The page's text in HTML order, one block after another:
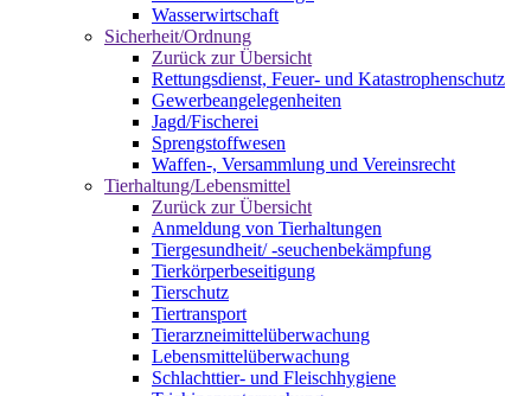
Wasserwirtschaft
Sicherheit/Ordnung
Zurück zur Übersicht
Rettungsdienst, Feuer- und Katastrophenschutz
Gewerbeangelegenheiten
Jagd/Fischerei
Sprengstoffwesen
Waffen-, Versammlung und Vereinsrecht
Tierhaltung/Lebensmittel
Zurück zur Übersicht
Anmeldung von Tierhaltungen
Tiergesundheit/ -seuchenbekämpfung
Tierkörperbeseitigung
Tierschutz
Tiertransport
Tierarzneimittelüberwachung
Lebensmittelüberwachung
Schlachttier- und Fleischhygiene